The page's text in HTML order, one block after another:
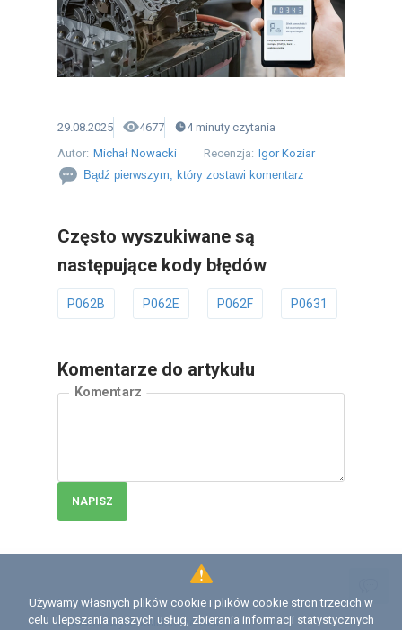
29.08.2025 4677 4 minuty czytania
Autor: Michał Nowacki Recenzja: Igor Koziar
Bądź pierwszym, który zostawi komentarz
Często wyszukiwane są
następujące kody błędów
P062B P062E P062F P0631
Komentarze do artykułu
Komentarz
NAPISZ
Używamy własnych plików cookie i plików cookie stron trzecich w
celu ulepszania naszych usług, zbierania informacji statystycznych
Licencja
Umowa z użytkownikiem serwisu